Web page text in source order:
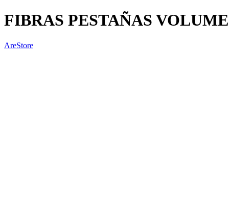
FIBRAS PESTAÑAS VOLUME
AreStore